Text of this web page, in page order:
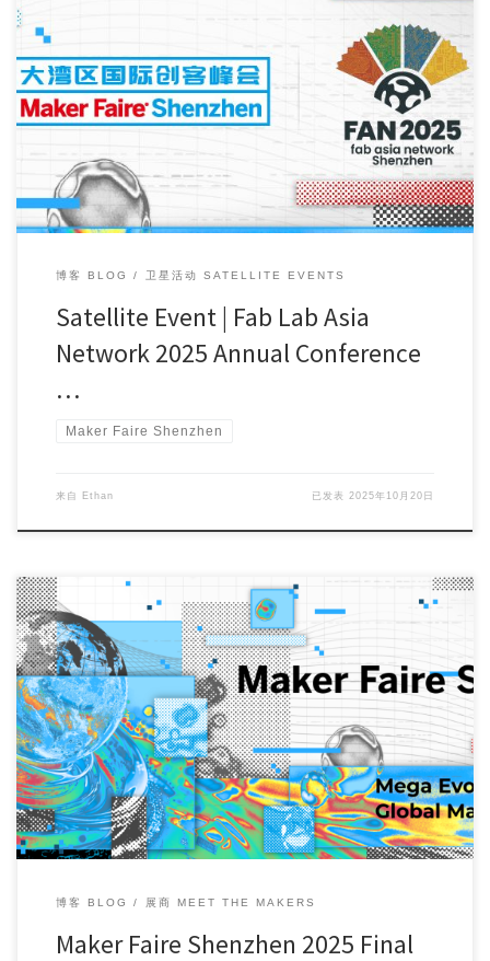
Maker Faire Shenzhen 2025, themed “AI and More Thi […]
博客 BLOG 卫星活动 SATELLITE EVENTS
Satellite Event | Fab Lab Asia
Network 2025 Annual Conference
…
Maker Faire Shenzhen
来自 Ethan 已发表2025年10月20日
Hi makers！ From our Call for Makers launch on June […]
博客 BLOG 展商 MEET THE MAKERS
Maker Faire Shenzhen 2025 Final